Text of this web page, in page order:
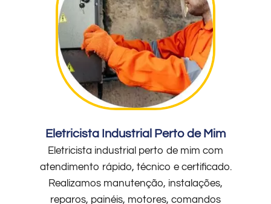
Eletricista Industrial Perto de Mim
Eletricista industrial perto de mim com
atendimento rápido, técnico e certificado.
Realizamos manutenção, instalações,
reparos, painéis, motores, comandos